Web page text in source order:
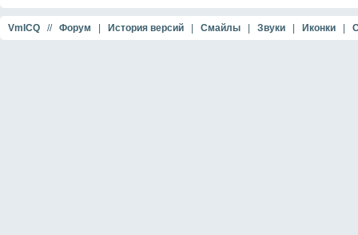
VmICQ // Форум История версий Смайлы Звуки Иконки